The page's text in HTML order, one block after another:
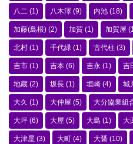
八二 (1) 八木澤 (9) 内池 (18)
加藤(島根) (2) 加賀 (1) 加賀屋
北村 (1) 千代緑 (1) 古代柱 (3)
吉市 (1) 吉本 (6) 吉永 (1) 吉
地蔵 (2) 坂長 (1) 垣崎 (4) 城
大久 (1) 大仲屋 (5) 大分協業組
大坪 (6) 大屋 (5) 大島 (1) 大
大津屋 (3) 大町 (4) 大醤 (10)